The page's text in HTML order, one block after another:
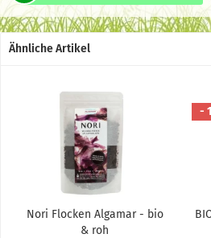
Ähnliche Artikel
Nori Flocken Algamar - bio
& roh
-